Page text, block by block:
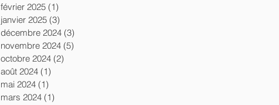
février 2025 (1)
janvier 2025 (3)
décembre 2024 (3)
novembre 2024 (5)
octobre 2024 (2)
août 2024 (1)
mai 2024 (1)
mars 2024 (1)